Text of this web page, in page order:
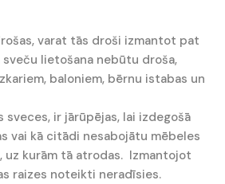
varat tās droši izmantot pat
sveču lietošana nebūtu droša,
baloniem, bērnu istabas un
ir jārūpējas, lai izdegošā
vai kā citādi nesabojātu mēbeles
uz kurām tā atrodas. Izmantojot
raizes noteikti neradīsies.